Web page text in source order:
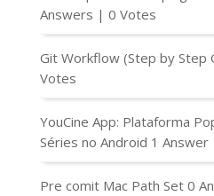
Answers | 0 Votes
Git Workflow (Step by Step
Votes
YouCine App: Plataforma
Séries no Android 1 Answer
Pre comit Mac Path Set 0